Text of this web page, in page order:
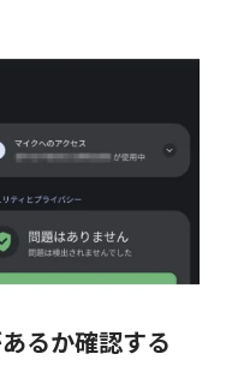
るか確認する